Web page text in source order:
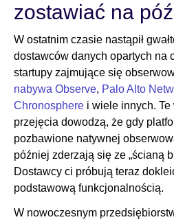
zostawiać na
W ostatnim czasie nastąpił
dostawców danych opartych na
startupy zajmujące się
nabywa Observe, Palo Alto
Chronosphere i wiele innych.
przejęcia dowodzą, że gdy
pozbawione natywnej
później zderzają się ze „ścianą
Dostawcy ci próbują teraz
podstawową funkcjonalnością.
W nowoczesnym